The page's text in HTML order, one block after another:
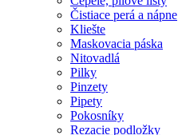
Čistiace perá a nápne
Kliešte
Maskovacia páska
Nitovadlá
Pilky
Pinzety
Pipety
Pokosníky
Rezacie podložky